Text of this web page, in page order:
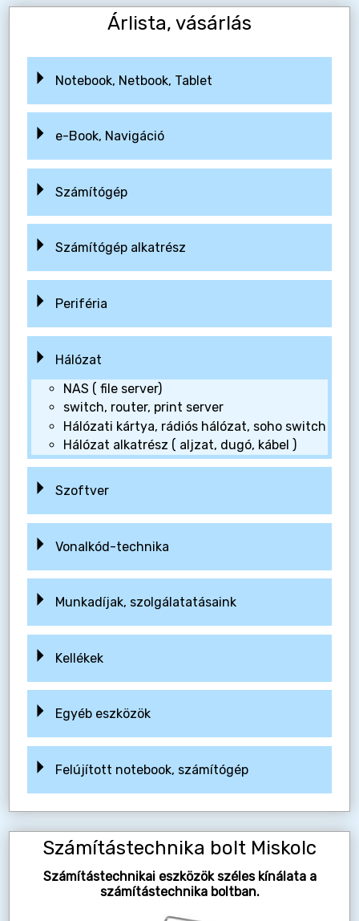
Árlista, vásárlás
Notebook, Netbook, Tablet
e-Book, Navigáció
Számítógép
Számítógép alkatrész
Periféria
Hálózat
NAS ( file server)
switch, router, print server
Hálózati kártya, rádiós hálózat, soho switch
Hálózat alkatrész ( aljzat, dugó, kábel )
Szoftver
Vonalkód-technika
Munkadíjak, szolgálatatásaink
Kellékek
Egyéb eszközök
Felújított notebook, számítógép
Számítástechnika bolt Miskolc
Számítástechnikai eszközök széles kínálata a
számítástechnika boltban.